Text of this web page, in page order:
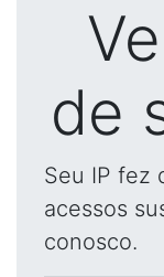
de
Seu IP fez
acessos
conosco.